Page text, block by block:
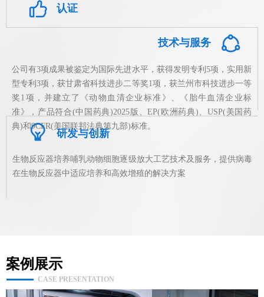
ꀧ 认证
公司有3项成果被鉴定为国际先进水平，获得发明专利5项，实用新
型专利3项，获甘肃省科技进步二等奖1项，获兰州市科技进步一等
奖1项，并建立了《动物血清企业标准》、《胎牛血清企业标
准》，产品符合(中国药典)2025版、EP(欧洲药典)、USP(美国药
典)和9CFR(美国联邦法典第九部)标准。
ꁢ
技术与服务
ꁙ 研发与创新
生物反应器培养哺乳动物细胞逐级放大工艺技术及服务，提供病毒
在生物反应器中适应培养和高效增殖的解决方案
案例展示
CASE PRESENTATION